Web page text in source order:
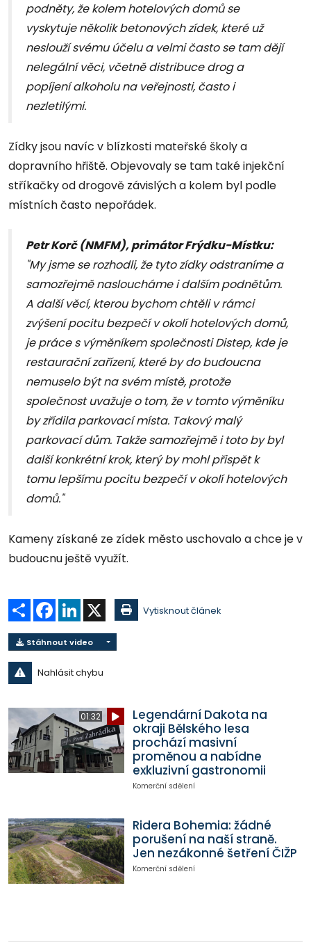
podněty, že kolem hotelových domů se
vyskytuje několik betonových zídek, které už
neslouží svému účelu a velmi často se tam dějí
nelegální věci, včetně distribuce drog a
popíjení alkoholu na veřejnosti, často i
nezletilými.
Zídky jsou navíc v blízkosti mateřské školy a
dopravního hřiště. Objevovaly se tam také injekční
stříkačky od drogově závislých a kolem byl podle
místních často nepořádek.
Petr Korč (NMFM), primátor Frýdku-Místku:
"My jsme se rozhodli, že tyto zídky odstraníme a
samozřejmě nasloucháme i dalším podnětům.
A další věcí, kterou bychom chtěli v rámci
zvýšení pocitu bezpečí v okolí hotelových domů,
je práce s výměníkem společnosti Distep, kde je
restaurační zařízení, které by do budoucna
nemuselo být na svém místě, protože
společnost uvažuje o tom, že v tomto výměníku
by zřídila parkovací místa. Takový malý
parkovací dům. Takže samozřejmě i toto by byl
další konkrétní krok, který by mohl přispět k
tomu lepšímu pocitu bezpečí v okolí hotelových
domů."
Kameny získané ze zídek město uschovalo a chce je v
budoucnu ještě využít.
Sdílet Facebook
LinkedIn Vytisknout článek
Stáhnout video
Nahlásit chybu
01:32
Legendární Dakota na
okraji Bělského lesa
prochází masivní
proměnou a nabídne
exkluzivní gastronomii
Komerční sdělení
Ridera Bohemia: žádné
porušení na naší straně.
Jen nezákonné šetření ČIŽP
Komerční sdělení